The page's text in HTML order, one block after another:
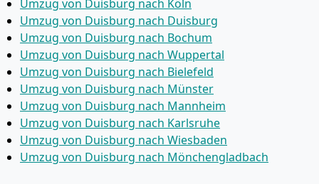
Umzug von Duisburg nach Köln
Umzug von Duisburg nach Duisburg
Umzug von Duisburg nach Bochum
Umzug von Duisburg nach Wuppertal
Umzug von Duisburg nach Bielefeld
Umzug von Duisburg nach Münster
Umzug von Duisburg nach Mannheim
Umzug von Duisburg nach Karlsruhe
Umzug von Duisburg nach Wiesbaden
Umzug von Duisburg nach Mönchen­gladbach